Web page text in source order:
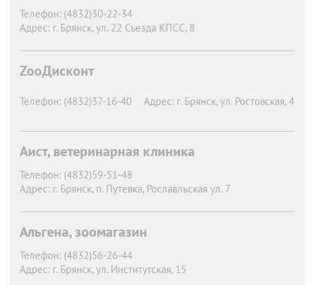
Телефон: (4832)30-22-34
Адрес: г. Брянск, ул. 22 Съезда КПСС, 8
ZooДисконт
Телефон: (4832)37-16-40 Адрес: г. Брянск, ул. Ростовская, 4
Аист, ветеринарная клиника
Телефон: (4832)59-51-48
Адрес: г. Брянск, п. Путевка, Рославльская ул. 7
Альгена, зоомагазин
Телефон: (4832)56-26-44
Адрес: г. Брянск, ул. Институтская, 15